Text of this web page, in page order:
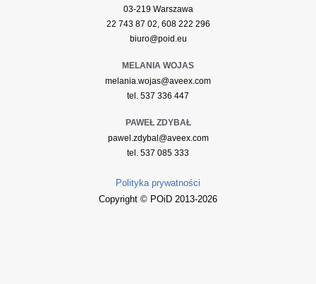
03-219 Warszawa
22 743 87 02, 608 222 296
biuro@poid.eu
MELANIA WOJAS
melania.wojas@aveex.com
tel. 537 336 447
PAWEŁ ZDYBAŁ
pawel.zdybal@aveex.com
tel. 537 085 333
Polityka prywatności
Copyright © POiD 2013-2026